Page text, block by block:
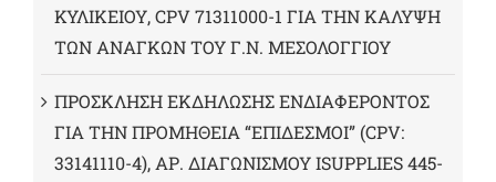
ΚΥΛΙΚΕΙΟΥ, CPV 71311000-1 ΓΙΑ ΤΗΝ ΚΑΛΥΨΗ
ΤΩΝ ΑΝΑΓΚΩΝ ΤΟΥ Γ.Ν. ΜΕΣΟΛΟΓΓΙΟΥ
ΠΡΟΣΚΛΗΣΗ ΕΚΔΗΛΩΣΗΣ ΕΝΔΙΑΦΕΡΟΝΤΟΣ
ΓΙΑ ΤΗΝ ΠΡΟΜΗΘΕΙΑ “ΕΠΙΔΕΣΜΟΙ” (CPV:
33141110-4), ΑΡ. ΔΙΑΓΩΝΙΣΜΟΥ ISUPPLIES 445-